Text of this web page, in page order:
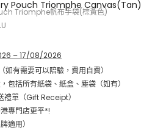
Pouch Triomphe Canvas(Tan)
Triomphe帆布手袋(棕黃色)
–17/08/2026
如有需要可以陪驗，費用自費）
包括所有紙袋、紙盒、塵袋（如有）
禮單（Gift Receipt）
專門店更平*!
適用）